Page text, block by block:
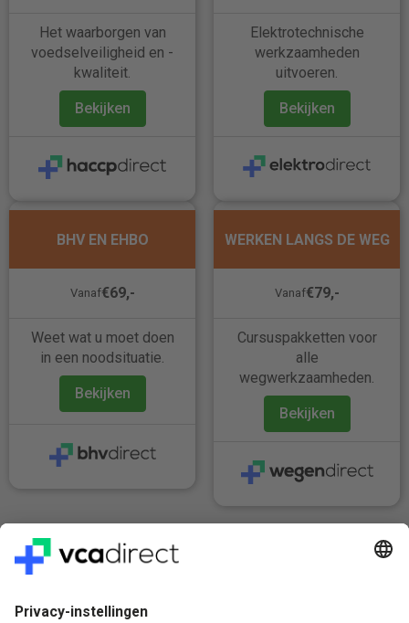
Het waarborgen van
voedselveiligheid en -
kwaliteit.
Bekijken
Elektrotechnische
werkzaamheden
uitvoeren.
Bekijken
BHV EN EHBO
Vanaf€69,-
Weet wat u moet doen
in een noodsituatie.
Bekijken
WERKEN LANGS DE WEG
Vanaf€79,-
Cursuspakketten voor
alle
wegwerkzaamheden.
Bekijken